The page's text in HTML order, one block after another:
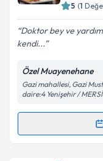
Kişisel
Metni'ni
kapsamda
5 (1
Doktor bey ve
kendi...
Özel Muayenehane
Gazi mahallesi, Gazi
daire:4 Yenişehir /
Randevu